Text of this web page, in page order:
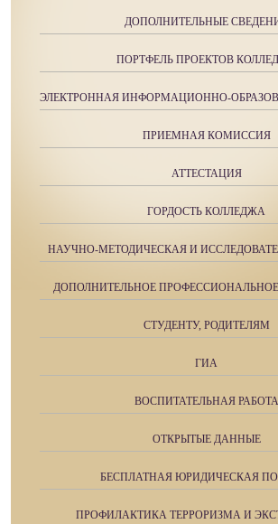
ДОПОЛНИТЕЛЬНЫЕ
ПОРТФЕЛЬ ПРОЕКТОВ
ЭЛЕКТРОННАЯ ИНФОРМАЦИОННО-
ПРИЕМНАЯ КОМИССИЯ
АТТЕСТАЦИЯ
ГОРДОСТЬ КОЛЛЕДЖА
НАУЧНО-МЕТОДИЧЕСКАЯ И
ДОПОЛНИТЕЛЬНОЕ
СТУДЕНТУ, РОДИТЕЛЯМ
ГИА
ВОСПИТАТЕЛЬНАЯ РАБОТА
ОТКРЫТЫЕ ДАННЫЕ
БЕСПЛАТНАЯ ЮРИДИЧЕСКАЯ
ПРОФИЛАКТИКА ТЕРРОРИЗМА И